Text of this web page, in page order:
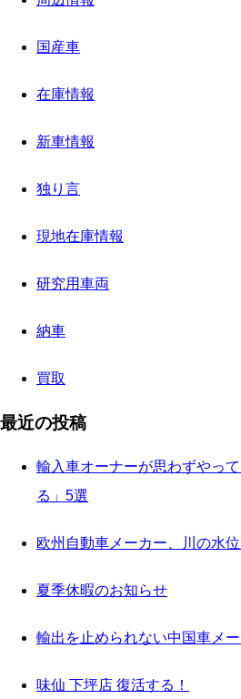
国産車
在庫情報
新車情報
独り言
現地在庫情報
研究用車両
納車
買取
最近の投稿
輸入車オーナーが思わずやっ
る」5選
欧州自動車メーカー、川の水
夏季休暇のお知らせ
輸出を止められない中国車メ
味仙 下坪店 復活する！